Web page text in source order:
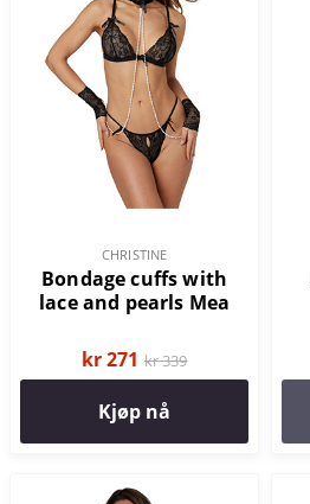
CHRISTINE
Bondage cuffs with
lace and pearls Mea
kr 271 kr 339
Kjøp nå